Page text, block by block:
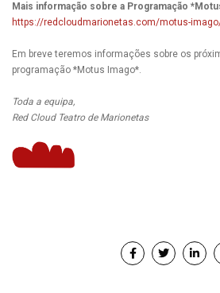
Mais informação sobre a Programação
https://redcloudmarionetas.com/motus-
Em breve teremos informações sobre os
programação *Motus Imago*.
Toda a equipa,
Red Cloud Teatro de Marionetas